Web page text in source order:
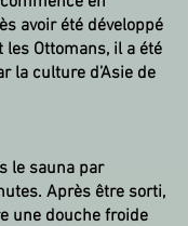
avoir été développé
les Ottomans, il a été
la culture d’Asie de
le sauna par
Après être sorti,
une douche froide